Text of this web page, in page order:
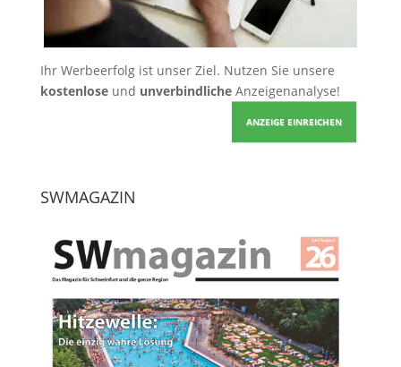
Ihr Werbeerfolg ist unser Ziel. Nutzen Sie unsere
kostenloseund unverbindlicheAnzeigenanalyse!
ANZEIGE EINREICHEN
SWMAGAZIN